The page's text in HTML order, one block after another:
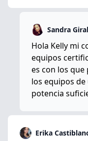
Sandra
Hola Kelly mi
equipos
es con los
los equipos
potencia
Erika